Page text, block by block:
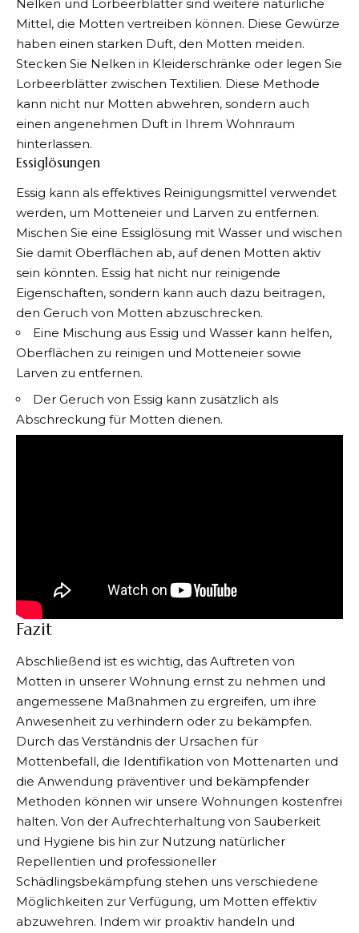
Nelken und Lorbeerblätter sind weitere natürliche
Mittel, die Motten vertreiben können. Diese Gewürze
haben einen starken Duft, den Motten meiden.
Stecken Sie Nelken in Kleiderschränke oder legen Sie
Lorbeerblätter zwischen Textilien. Diese Methode
kann nicht nur Motten abwehren, sondern auch
einen angenehmen Duft in Ihrem Wohnraum
hinterlassen.
Essiglösungen
Essig kann als effektives Reinigungsmittel verwendet
werden, um Motteneier und Larven zu entfernen.
Mischen Sie eine Essiglösung mit Wasser und wischen
Sie damit Oberflächen ab, auf denen Motten aktiv
sein könnten. Essig hat nicht nur reinigende
Eigenschaften, sondern kann auch dazu beitragen,
den Geruch von Motten abzuschrecken.
Eine Mischung aus Essig und Wasser kann helfen,
Oberflächen zu reinigen und Motteneier sowie
Larven zu entfernen.
Der Geruch von Essig kann zusätzlich als
Abschreckung für Motten dienen.
Fazit
Abschließend ist es wichtig, das Auftreten von
Motten in unserer Wohnung ernst zu nehmen und
angemessene Maßnahmen zu ergreifen, um ihre
Anwesenheit zu verhindern oder zu bekämpfen.
Durch das Verständnis der Ursachen für
Mottenbefall, die Identifikation von Mottenarten und
die Anwendung präventiver und bekämpfender
Methoden können wir unsere Wohnungen kostenfrei
halten. Von der Aufrechterhaltung von Sauberkeit
und Hygiene bis hin zur Nutzung natürlicher
Repellentien und professioneller
Schädlingsbekämpfung stehen uns verschiedene
Möglichkeiten zur Verfügung, um Motten effektiv
abzuwehren. Indem wir proaktiv handeln und